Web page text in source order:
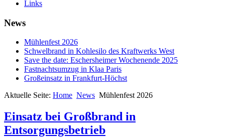
Links
News
Mühlenfest 2026
Schwelbrand in Kohlesilo des Kraftwerks West
Save the date: Eschersheimer Wochenende 2025
Fastnachtsumzug in Klaa Paris
Großeinsatz in Frankfurt-Höchst
Aktuelle Seite: Home News Mühlenfest 2026
Einsatz bei Großbrand in
Entsorgungsbetrieb